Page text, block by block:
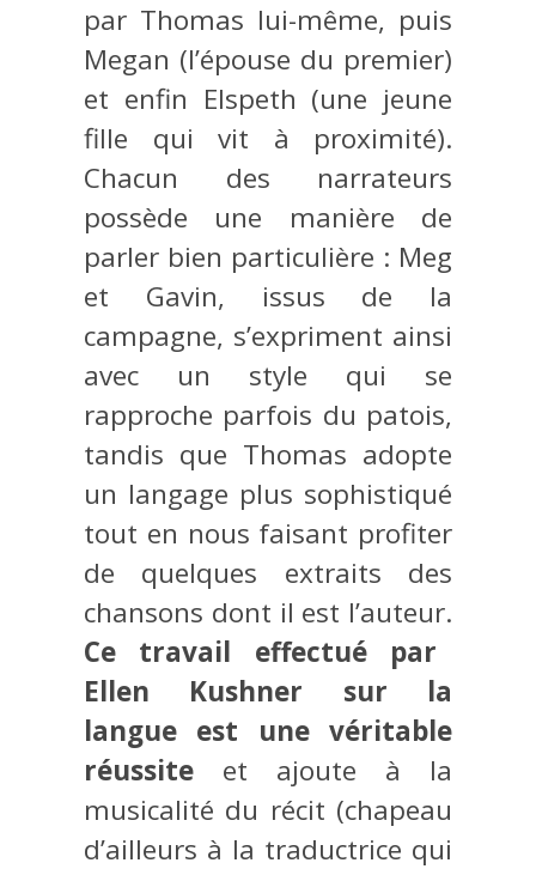
par Thomas lui-même, puis
Megan (l’épouse du premier)
et enfin Elspeth (une jeune
fille qui vit à proximité).
Chacun des narrateurs
possède une manière de
parler bien particulière : Meg
et Gavin, issus de la
campagne, s’expriment ainsi
avec un style qui se
rapproche parfois du patois,
tandis que Thomas adopte
un langage plus sophistiqué
tout en nous faisant profiter
de quelques extraits des
chansons dont il est l’auteur.
Ce travail effectué par
Ellen Kushner sur la
langue est une véritable
réussite et ajoute à la
musicalité du récit (chapeau
d’ailleurs à la traductrice qui